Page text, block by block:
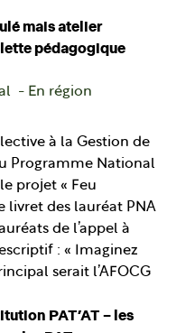
mais atelier
pédagogique
En région
à la Gestion de
Programme National
projet « Feu
livret des lauréat PNA
de l’appel à
: « Imaginez
serait l’AFOCG
PAT’AT – les